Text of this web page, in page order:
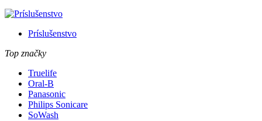
Príslušenstvo
Top značky
Truelife
Oral-B
Panasonic
Philips Sonicare
SoWash